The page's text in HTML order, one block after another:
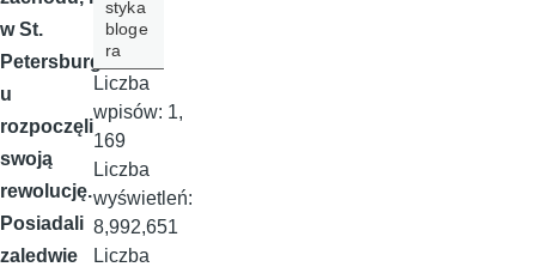
w St.
Petersburg
u
rozpoczęli
swoją
rewolucję.
Posiadali
zaledwie
styka
bloge
ra
Liczba
wpisów: 1,
169
Liczba
wyświetleń:
8,992,651
Liczba